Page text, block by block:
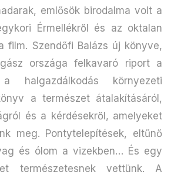
emlősök birodalma volt a
Érmellékről és az oktalan
film. Szendőfi Balázs új könyve,
országa felkavaró riport a
halgazdálkodás környezeti
a természet átalakításáról,
és a kérdésekről, amelyeket
meg. Pontytelepítések, eltűnő
és ólom a vizekben… És egy
természetesnek vettünk. A